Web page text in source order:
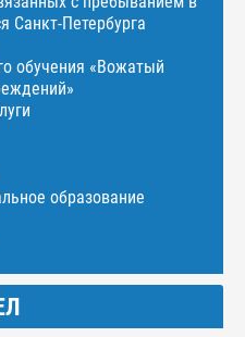
Санкт-Петербурга
обучения «Вожатый
образование